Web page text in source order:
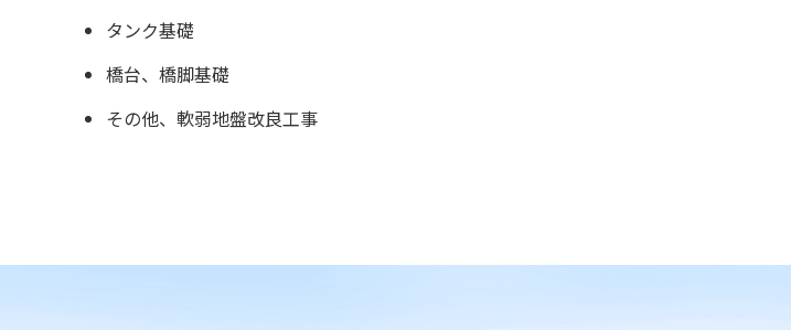
タンク基礎
橋台、橋脚基礎
その他、軟弱地盤改良工事